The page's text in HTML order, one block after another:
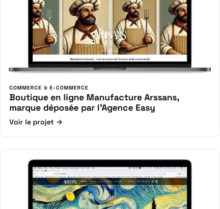
COMMERCE & E-COMMERCE
Boutique en ligne Manufacture Arssans,
marque déposée par l’Agence Easy
Voir le projet →